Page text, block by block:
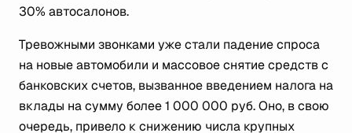
30% автосалонов.
Тревожными звонками уже стали падение спроса
на новые автомобили и массовое снятие средств с
банковских счетов, вызванное введением налога на
вклады на сумму более 1 000 000 руб. Оно, в свою
очередь, привело к снижению числа крупных